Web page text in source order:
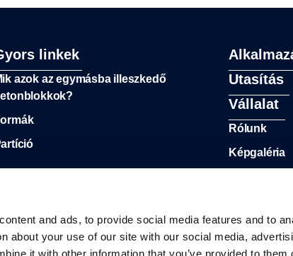
and ads, to provide social media features and to
about your use of our site with our social media,
linkek
azok az egymásba illeszkedő
Utasítás
Vállalat
Rólunk
Képgaléria